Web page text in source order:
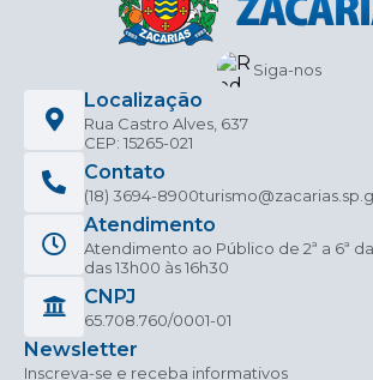
Siga-nos
Localização
Rua Castro Alves, 637
CEP: 15265-021
Contato
(18) 3694-8900
Atendimento
Atendimento ao Público de 2ª a 6ª
das 13h00 às 16h30
CNPJ
65.708.760/0001-01
Newsletter
Inscreva-se e receba informativos